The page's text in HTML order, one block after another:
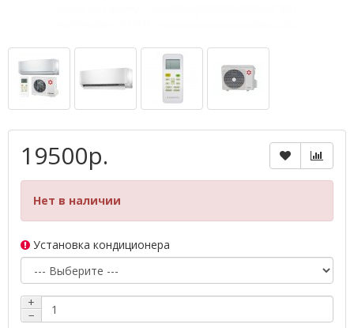
19500р.
Нет в наличии
Установка кондиционера
+
−